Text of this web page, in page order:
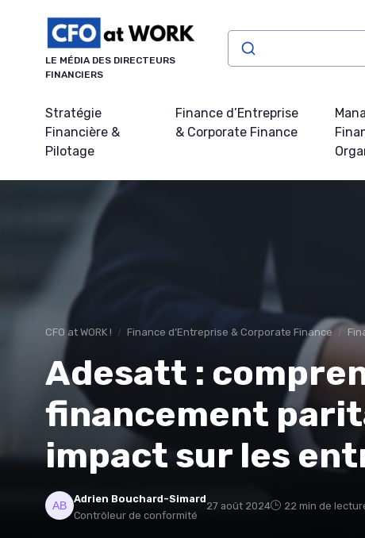
LE MÉDIA DES DIRECTEURS
FINANCIERS
Stratégie
Financière &
Pilotage
Finance d’Entreprise
& Corporate Finance
CFO at WORK ! Finance d’Entreprise & Corporate Finance
Adesatt :
financement
impact sur les
Adrien Bouchard-Simard
Contrôleur de conformité
27 août 2024 22 min de